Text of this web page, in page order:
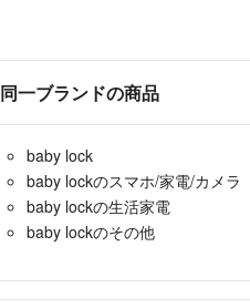
同一ブランドの商品
baby lock
baby lockのスマホ/家電/カメラ
baby lockの生活家電
baby lockのその他